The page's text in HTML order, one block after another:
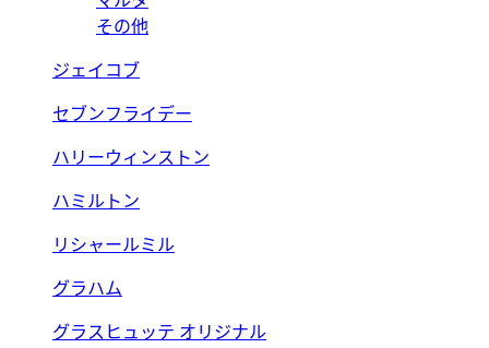
その他
ジェイコブ
セブンフライデー
ハリーウィンストン
ハミルトン
リシャールミル
グラハム
グラスヒュッテ オリジナル